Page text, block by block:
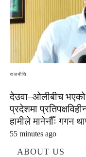
राजनीति
देउवा–ओलीबीच भएको
प्रदेशमा
हामीले मानेनौँः गगन
55 minutes ago
ABOUT US